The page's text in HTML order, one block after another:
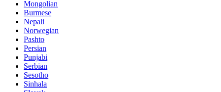
Mongolian
Burmese
Nepali
Norwegian
Pashto
Persian
Punjabi
Serbian
Sesotho
Sinhala